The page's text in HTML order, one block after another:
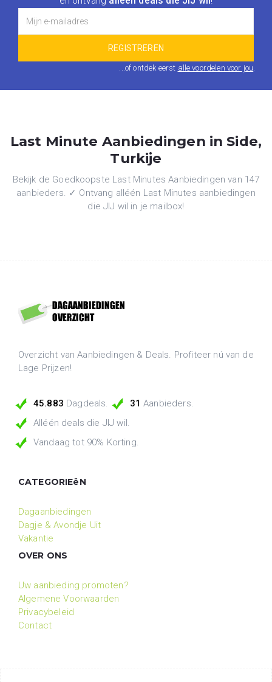
...of ontdek eerst alle voordelen voor jou.
Last Minute Aanbiedingen in Side,
Turkije
Bekijk de Goedkoopste Last Minutes Aanbiedingen van 147
aanbieders. ✓ Ontvang alléén Last Minutes aanbiedingen
die JIJ wil in je mailbox!
Overzicht van Aanbiedingen & Deals. Profiteer nú van de
Lage Prijzen!
45.883 Dagdeals. 31 Aanbieders.
Alléén deals die JIJ wil.
Vandaag tot 90% Korting.
CATEGORIEëN
Dagaanbiedingen
Dagje & Avondje Uit
Vakantie
OVER ONS
Uw aanbieding promoten?
Algemene Voorwaarden
Privacybeleid
Contact